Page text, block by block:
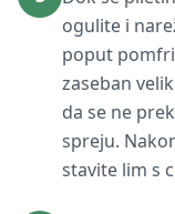
ogulite i
poput
zaseban
da se ne
spreju.
stavite lim s